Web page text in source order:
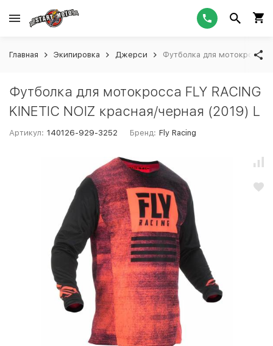
Главная Экипировка Джерси Футболка для мотокросса
Футболка для мотокросса FLY RACING
KINETIC NOIZ красная/черная (2019) L
Артикул: 140126-929-3252 Бренд: Fly Racing